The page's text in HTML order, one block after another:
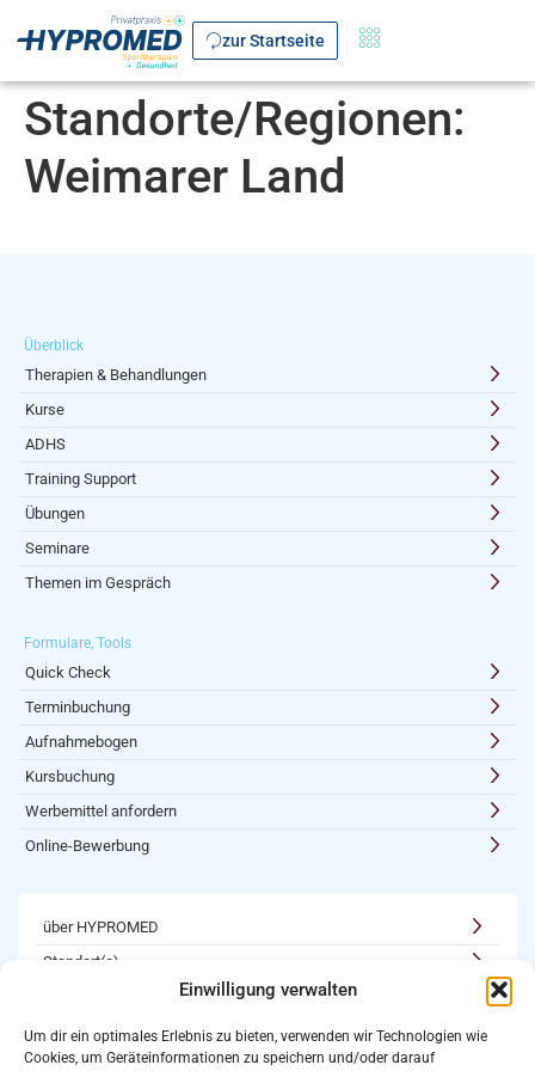
Einwilligung verwalten
Um dir ein optimales Erlebnis zu bieten, verwenden wir Technologien wie
Cookies, um Geräteinformationen zu speichern und/oder darauf
zur Startseite
Standorte/Regionen:
Weimarer Land
Überblick
Therapien & Behandlungen
Kurse
ADHS
Training Support
Übungen
Seminare
Themen im Gespräch
Formulare, Tools
Quick Check
Terminbuchung
Aufnahmebogen
Kursbuchung
Werbemittel anfordern
Online-Bewerbung
über HYPROMED
Standort(e)
Karriere
Newsletter